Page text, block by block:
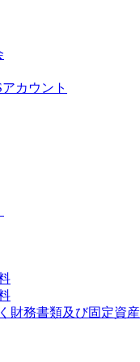
カウント
財務書類及び固定資